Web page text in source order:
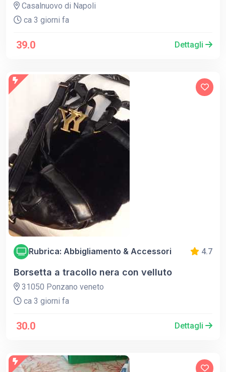
Casalnuovo di Napoli
ca 3 giorni fa
39.0 Dettagli
Rubrica: Abbigliamento & Accessori 4.7
Borsetta a tracollo nera con velluto
31050 Ponzano veneto
ca 3 giorni fa
30.0 Dettagli